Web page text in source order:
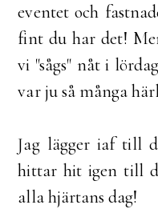
eventet och
fint du har det!
vi "sågs" nåt i
var ju så många
Jag lägger iaf till
hittar hit igen till
alla hjärtans dag!